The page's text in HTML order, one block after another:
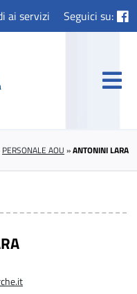
ai servizi Seguici su:
PERSONALE AOU »ANTONINI LARA